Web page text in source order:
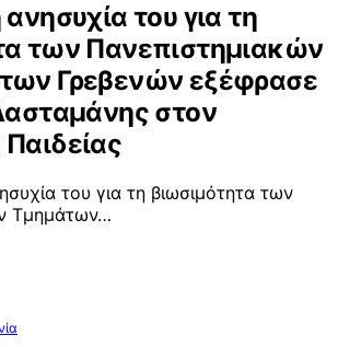
του για τη
των Πανεπιστημιακών
Γρεβενών εξέφρασε
στον
του για τη βιωσιμότητα των
Τμημάτων…